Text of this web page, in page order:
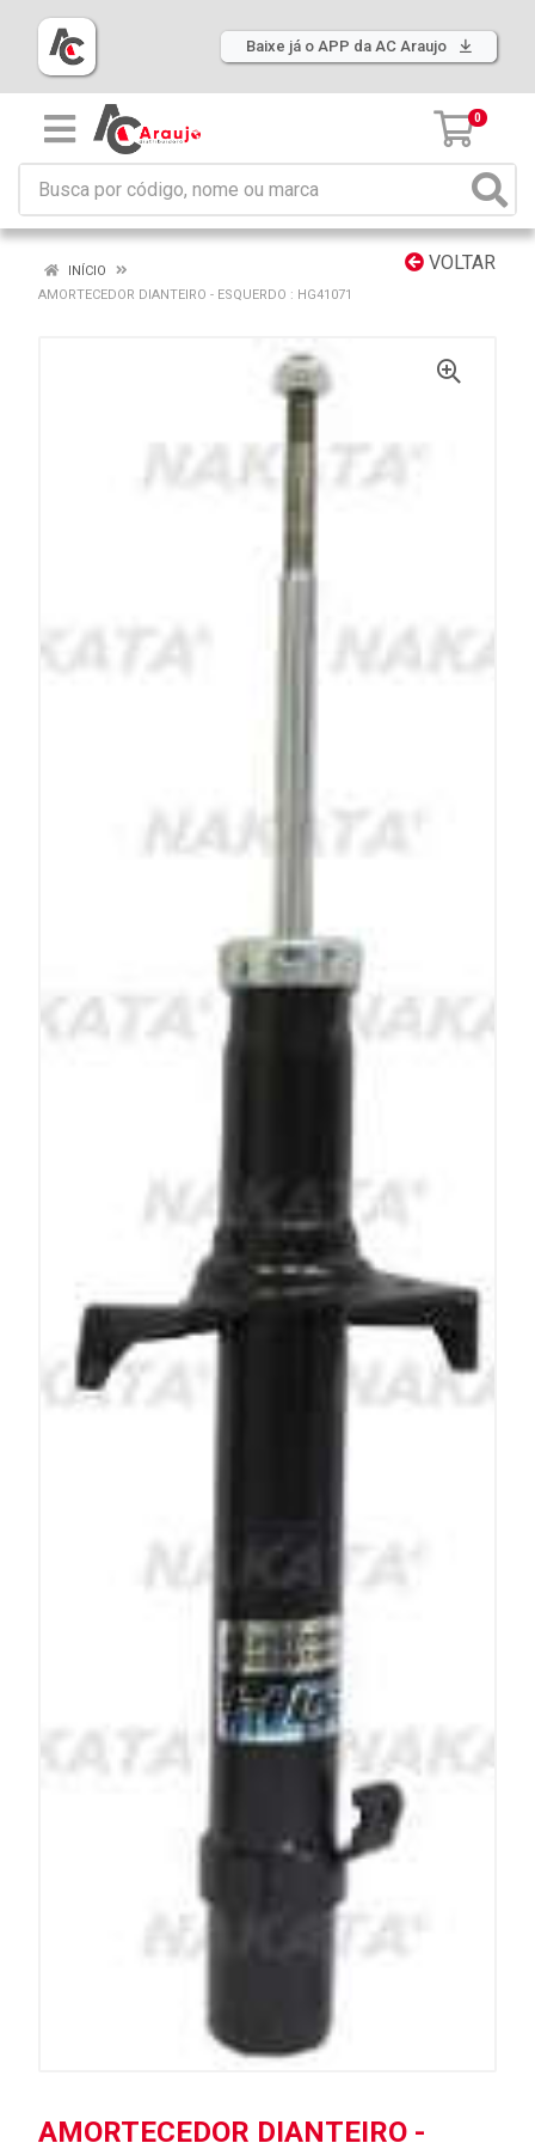
Baixe já o APP da AC Araujo
0
VOLTAR
INÍCIO
AMORTECEDOR DIANTEIRO - ESQUERDO : HG41071
AMORTECEDOR DIANTEIRO -